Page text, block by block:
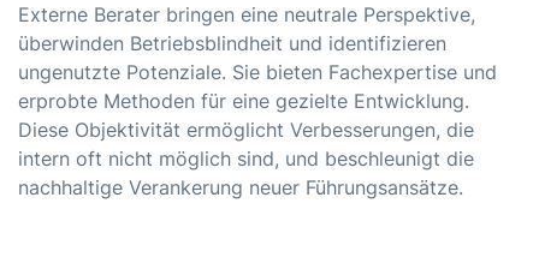
Externe Berater bringen eine neutrale Perspektive,
überwinden Betriebsblindheit und identifizieren
ungenutzte Potenziale. Sie bieten Fachexpertise und
erprobte Methoden für eine gezielte Entwicklung.
Diese Objektivität ermöglicht Verbesserungen, die
intern oft nicht möglich sind, und beschleunigt die
nachhaltige Verankerung neuer Führungsansätze.